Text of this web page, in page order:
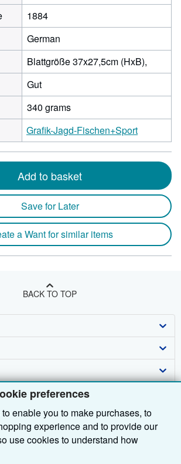
preferences
enable you to make purchases, to
experience and to provide our
use cookies to understand how
services (for example, by measuring
1884
German
Blattgröße 37x27,5cm (HxB),
Gut
340 grams
Grafik-Jagd-Fischen+Sport
Add to basket
Save for Later
a Want for similar items
BACK TO TOP